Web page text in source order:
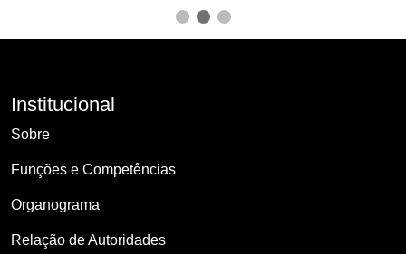
Institucional
Sobre
Funções e Competências
Organograma
Relação de Autoridades